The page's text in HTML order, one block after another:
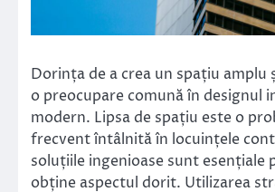
Dorința de a crea un spațiu amplu
o preocupare comună în designul
modern. Lipsa de spațiu este o
frecvent întâlnită în locuințele
soluțiile ingenioase sunt esențiale
obține aspectul dorit. Utilizarea